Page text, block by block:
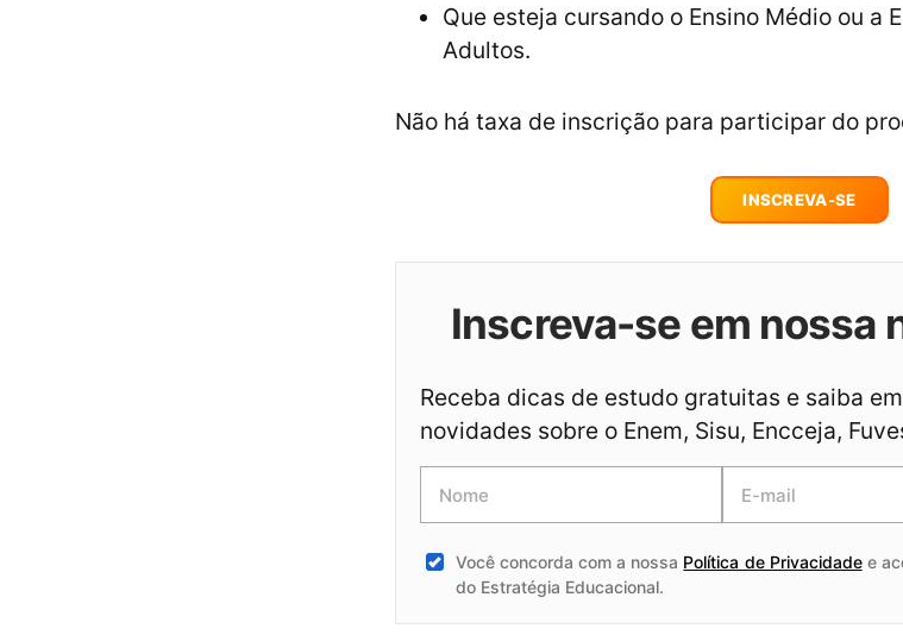
Que esteja cursando o Ensino Médio ou a
Adultos.
Não há taxa de inscrição para participar do
INSCREVA-SE
Inscreva-se em nossa
Receba dicas de estudo gratuitas e saiba
novidades sobre o Enem, Sisu, Encceja,
Você concorda com a nossa Política de Privacidadee
do Estratégia Educacional.